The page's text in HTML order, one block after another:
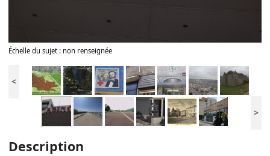
Échelle du sujet : non renseignée
<
>
Description